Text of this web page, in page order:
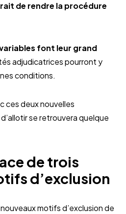
de rendre la procédure
font leur grand
adjudicatrices pourront y
conditions.
ces deux nouvelles
se retrouvera quelque
de trois
d’exclusion
motifs d’exclusion de